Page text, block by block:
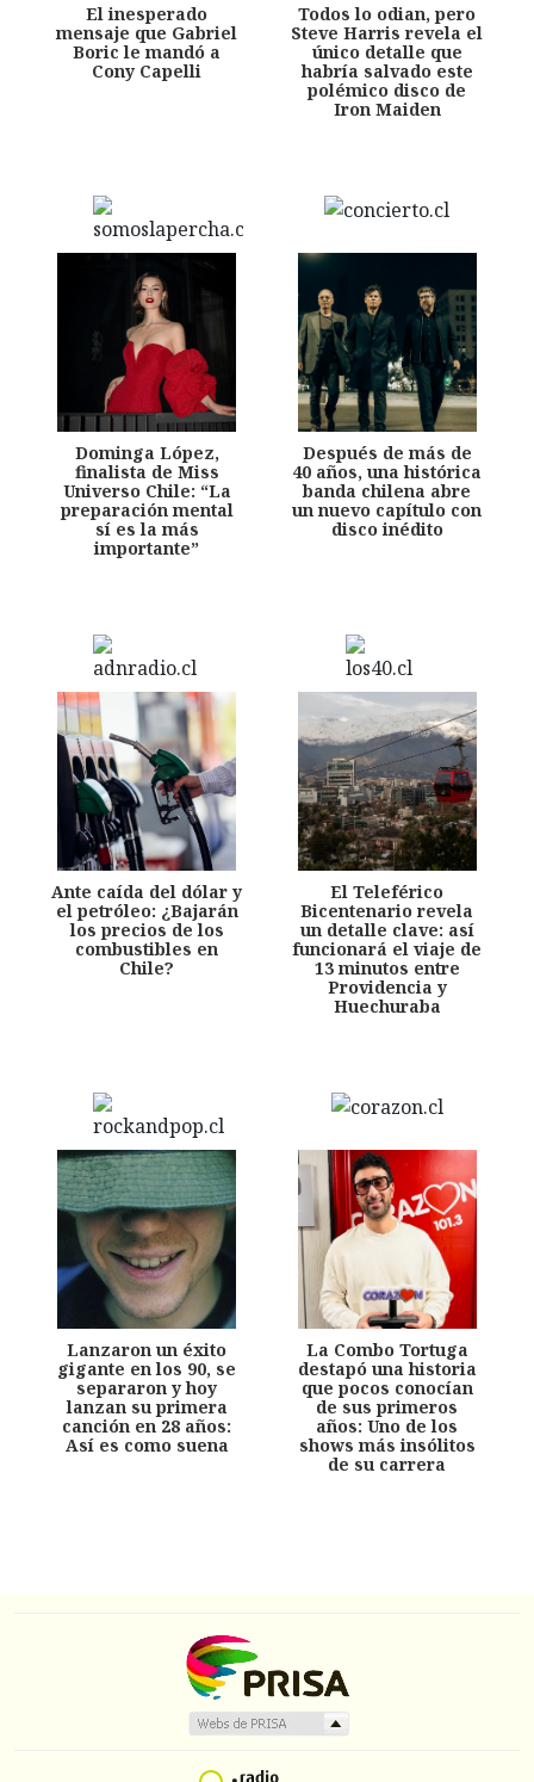
El inesperado
mensaje que Gabriel
Boric le mandó a
Cony Capelli
Todos lo odian, pero
Steve Harris revela el
único detalle que
habría salvado este
polémico disco de
Iron Maiden
Dominga López,
finalista de Miss
Universo Chile: “La
preparación mental
sí es la más
importante”
Después de más de
40 años, una histórica
banda chilena abre
un nuevo capítulo con
disco inédito
Ante caída del dólar y
el petróleo: ¿Bajarán
los precios de los
combustibles en
Chile?
El Teleférico
Bicentenario revela
un detalle clave: así
funcionará el viaje de
13 minutos entre
Providencia y
Huechuraba
Lanzaron un éxito
gigante en los 90, se
separaron y hoy
lanzan su primera
canción en 28 años:
Así es como suena
La Combo Tortuga
destapó una historia
que pocos conocían
de sus primeros
años: Uno de los
shows más insólitos
de su carrera